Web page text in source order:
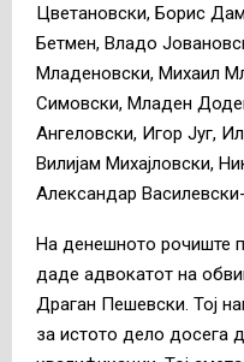
Цветановски, Борис
Бетмен, Владо
Младеновски, Михаил
Симовски, Младен
Ангеловски, Игор Југ,
Вилијам Михајловски,
Александар
На денешното рочиште
даде адвокатот на
Драган Пешевски. Тој
за истото дело досега